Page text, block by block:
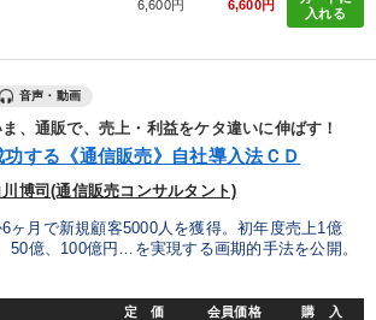
6,600円 6,600円
入れる
音声・動画
ま、通販で、売上・利益をケタ違いに伸ばす！
功する《通信販売》自社導入法ＣＤ
川博司(通信販売コンサルタント)
ヶ月で新規顧客5000人を獲得。初年度売上1億
50億、100億円…を実現する画期的手法を公開。
定 価 会員価格 購 入